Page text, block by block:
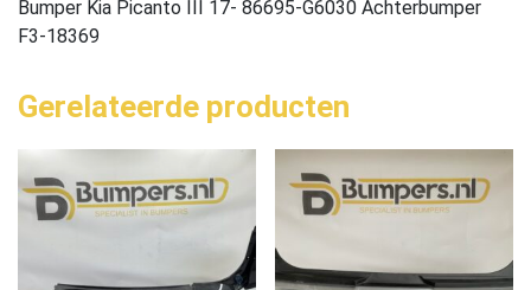
Bumper Kia Picanto III 17- 86695-G6030 Achterbumper
F3-18369
Gerelateerde producten